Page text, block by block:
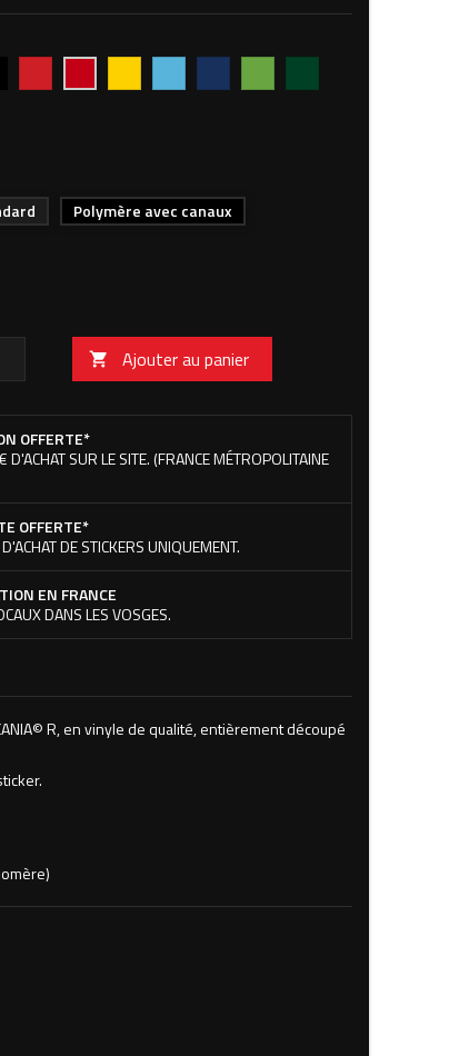
Rouge
vif
Rouge
foncé
Jaune Bleu
clair
foncé
Vert
pommeforêt
Polymère avec canaux
 Ajouter au panier
OFFERTE*
D'ACHAT SUR LE SITE. (FRANCE MÉTROPOLITAINE
OFFERTE*
DE STICKERS UNIQUEMENT.
EN FRANCE
DANS LES VOSGES.
R, en vinyle de qualité, entièrement découpé